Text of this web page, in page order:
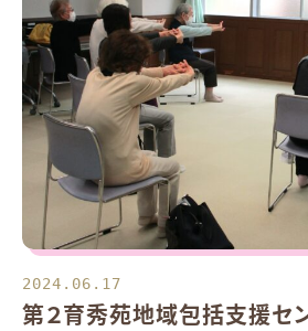
2024.06.17
第２育秀苑地域包括支援セ